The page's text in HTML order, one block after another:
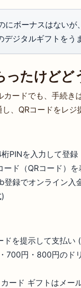
にボーナスはない
デジタルギフトを
ったけどど
ードでも、手続き
、QRコードをレジ
PINを入力して登
ード（QRコード）
登録でオンライン
ドを提示して支払い
円・800円のド
ード ギフトはメー